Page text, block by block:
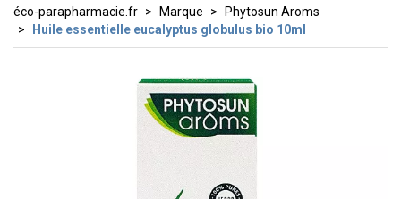
éco-parapharmacie.fr Marque
Phytosun Aroms
Huile essentielle eucalyptus globulus bio 10ml